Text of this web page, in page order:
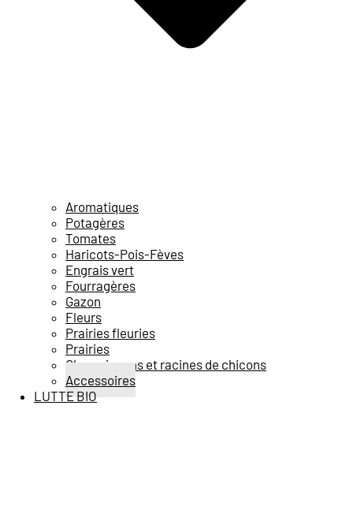
Aromatiques
Potagères
Tomates
Haricots-Pois-Fèves
Engrais vert
Fourragères
Gazon
Fleurs
Prairies fleuries
Prairies
Champignons et racines de chicons
Accessoires
LUTTE BIO